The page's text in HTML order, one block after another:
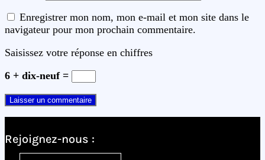
Enregistrer mon nom, mon e-mail et mon site dans le
navigateur pour mon prochain commentaire.
Saisissez votre réponse en chiffres
6 + dix-neuf =
Rejoignez-nous :